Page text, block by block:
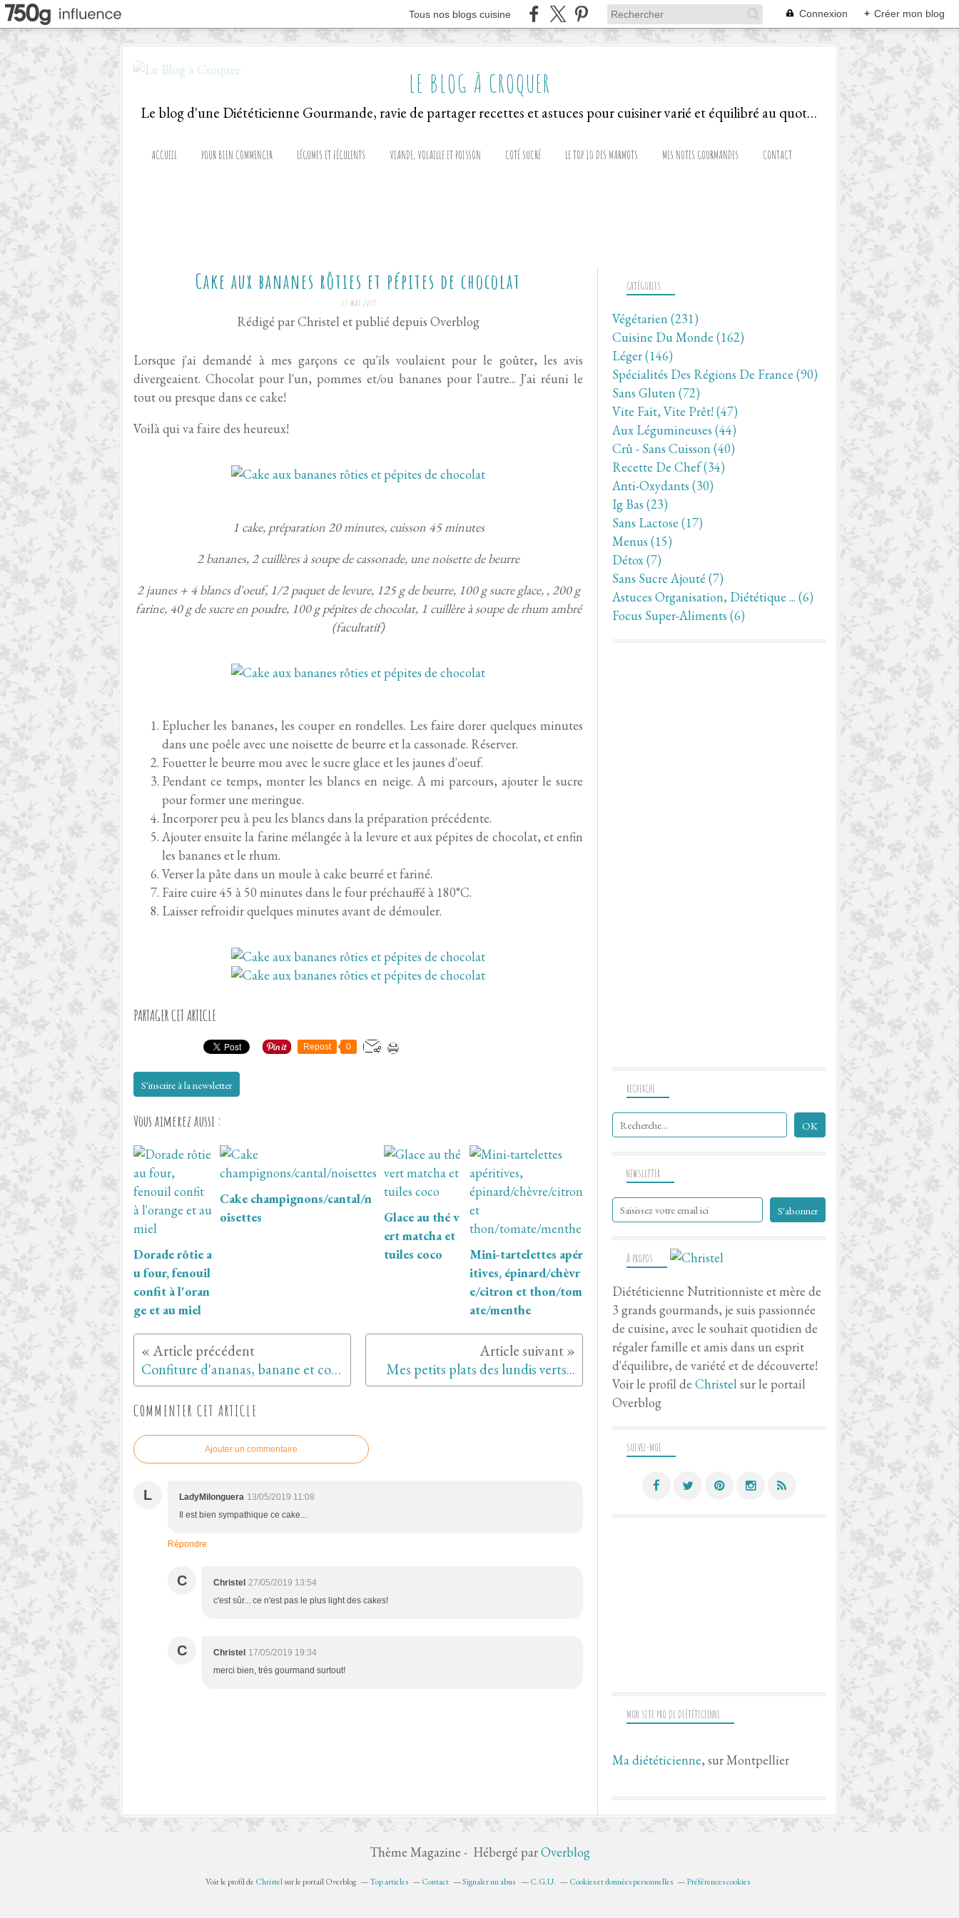
Tous nos blogs cuisine Connexion + Créer mon blog
LE BLOG À CROQUER
Le blog d'une Diététicienne Gourmande, ravie de partager recettes et astuces pour cuisiner varié et équilibré au quotidien!
ACCUEIL POUR BIEN COMMENCER LÉGUMES ET FÉCULENTS VIANDE, VOLAILLE ET POISSON COTÉ SUCRÉ LE TOP 10 DES MARMOTS MES NOTES GOURMANDES CONTACT
Cake aux bananes rôties et pépites de chocolat
13 MAI 2019
Rédigé par Christel et publié depuis Overblog
Lorsque j'ai demandé à mes garçons ce qu'ils voulaient pour le goûter, les avis
divergeaient. Chocolat pour l'un, pommes et/ou bananes pour l'autre... J'ai réuni le
tout ou presque dans ce cake!
Voilà qui va faire des heureux!
1 cake, préparation 20 minutes, cuisson 45 minutes
2 bananes, 2 cuillères à soupe de cassonade, une noisette de beurre
2 jaunes + 4 blancs d'oeuf, 1/2 paquet de levure, 125 g de beurre, 100 g sucre glace, , 200 g
farine, 40 g de sucre en poudre, 100 g pépites de chocolat, 1 cuillère à soupe de rhum ambré
(facultatif)
Eplucher les bananes, les couper en rondelles. Les faire dorer quelques minutes
dans une poêle avec une noisette de beurre et la cassonade. Réserver.
Fouetter le beurre mou avec le sucre glace et les jaunes d'oeuf.
Pendant ce temps, monter les blancs en neige. A mi parcours, ajouter le sucre
pour former une meringue.
Incorporer peu à peu les blancs dans la préparation précédente.
Ajouter ensuite la farine mélangée à la levure et aux pépites de chocolat, et enfin
les bananes et le rhum.
Verser la pâte dans un moule à cake beurré et fariné.
Faire cuire 45 à 50 minutes dans le four préchauffé à 180°C.
Laisser refroidir quelques minutes avant de démouler.
PARTAGER CET ARTICLE
Repost 0
S'inscrire à la newsletter
Vous aimerez aussi :
Dorade rôtie a
u four, fenouil
confit à l'oran
ge et au miel
Cake champignons/cantal/n
oisettes
Glace au thé v
ert matcha et
tuiles coco
Mini-tartelettes apér
itives, épinard/chèvr
e/citron et thon/tom
ate/menthe
Confiture d'ananas, banane et coco au citron vert Mes petits plats des lundis verts...
COMMENTER CET ARTICLE
Ajouter un commentaire
L LadyMilonguera 13/05/2019 11:08
Il est bien sympathique ce cake...
Répondre
C Christel 27/05/2019 13:54
c'est sûr... ce n'est pas le plus light des cakes!
C Christel 17/05/2019 19:34
merci bien, très gourmand surtout!
NEWSLETTER
SUIVEZ-MOI
RECHERCHE
À PROPOS
Diététicienne Nutritionniste et mère de
3 grands gourmands, je suis passionnée
de cuisine, avec le souhait quotidien de
régaler famille et amis dans un esprit
d'équilibre, de variété et de découverte!
Voir le profil de Christel sur le portail
Overblog
CATÉGORIES
Végétarien (231)
Cuisine Du Monde (162)
Léger(146)
Spécialités Des Régions De France (90)
Sans Gluten (72)
Vite Fait, Vite Prêt!(47)
Aux Légumineuses (44)
Crû - Sans Cuisson (40)
Recette De Chef(34)
Anti-Oxydants (30)
Ig Bas (23)
Sans Lactose (17)
Menus (15)
Détox(7)
Sans Sucre Ajouté (7)
Astuces Organisation, Diététique ... (6)
Focus Super-Aliments (6)
MON SITE PRO DE DIÉTÉTICIENNE
Ma diététicienne, sur Montpellier
Thème Magazine - Hébergé parOverblog
Voir le profil de Christelsur le portail Overblog Top articles Contact Signaler un abus C.G.U. Cookies et données personnelles Préférences cookies